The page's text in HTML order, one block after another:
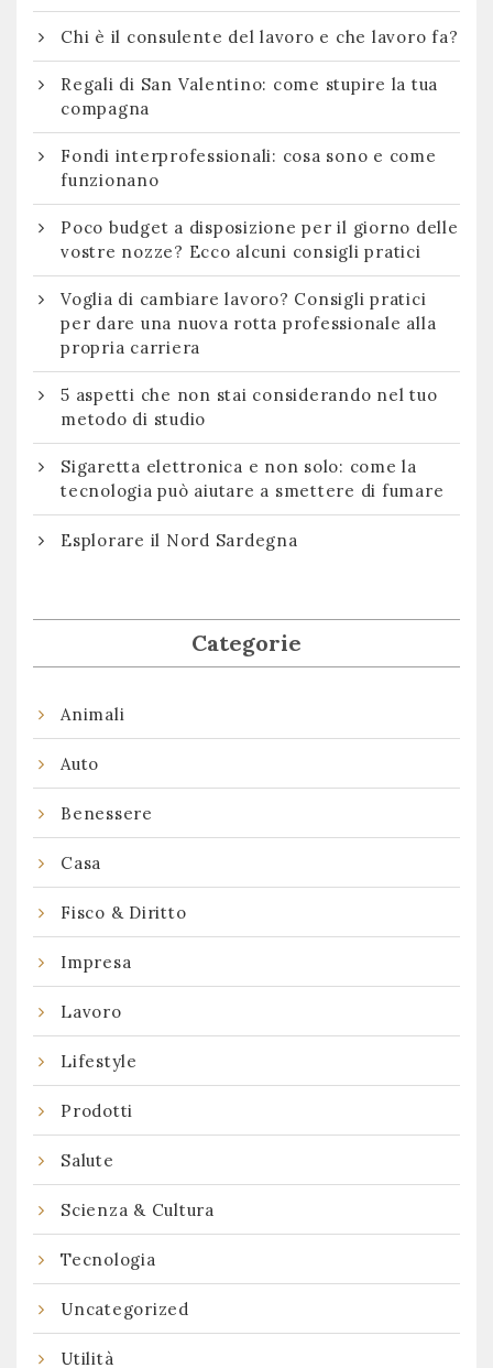
Chi è il consulente del lavoro e che lavoro fa?
Regali di San Valentino: come stupire la tua
compagna
Fondi interprofessionali: cosa sono e come
funzionano
Poco budget a disposizione per il giorno delle
vostre nozze? Ecco alcuni consigli pratici
Voglia di cambiare lavoro? Consigli pratici
per dare una nuova rotta professionale alla
propria carriera
5 aspetti che non stai considerando nel tuo
metodo di studio
Sigaretta elettronica e non solo: come la
tecnologia può aiutare a smettere di fumare
Esplorare il Nord Sardegna
Categorie
Animali
Auto
Benessere
Casa
Fisco & Diritto
Impresa
Lavoro
Lifestyle
Prodotti
Salute
Scienza & Cultura
Tecnologia
Uncategorized
Utilità